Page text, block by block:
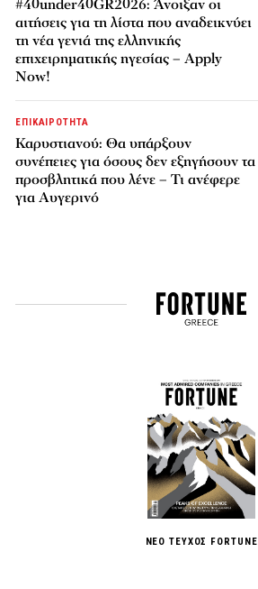
#40under40GR2026: Άνοιξαν οι
αιτήσεις για τη λίστα που αναδεικνύει
τη νέα γενιά της ελληνικής
επιχειρηματικής ηγεσίας – Apply
Now!
ΕΠΙΚΑΙΡΟΤΗΤΑ
Καρυστιανού: Θα υπάρξουν
συνέπειες για όσους δεν εξηγήσουν τα
προσβλητικά που λένε – Τι ανέφερε
για Αυγερινό
ΝΕΟ ΤΕΥΧΟΣ FORTUNE